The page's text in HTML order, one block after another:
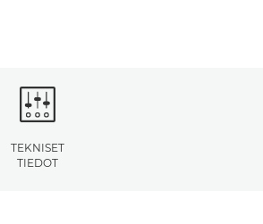
TEKNISET
TIEDOT